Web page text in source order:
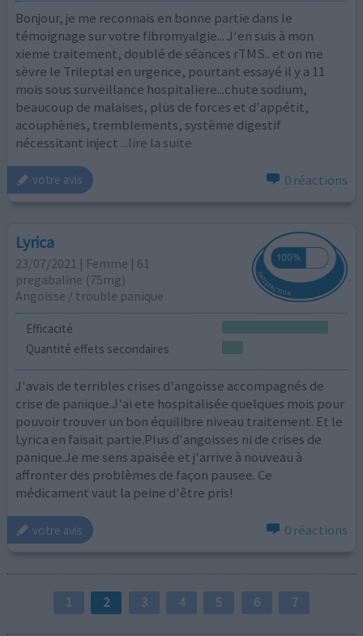
Bonjour, je me reconnais en bonne partie dans le
témoignage sur votre fibromyalgie... J'en suis à mon
xieme traitement, doublé de séances rTMS.. et on me
sèvre le Trileptal en urgence, pourtant essayé il y a 11
mois sous surveillance hospitaliere...chute sodium,
beaucoup de malaises, plus de forces et d'appétit,
acouphènes, tremblements, système digestif
nécessitant inject ...lire la suite
votre avis 0 réactions
Lyrica
23/07/2021 | Femme | 61
pregabaline (75mg)
Angoisse / trouble panique
Efficacité
Quantité effets secondaires
J'avais de terribles crises d'angoisse accompagnés de
crise de panique.J'ai ete hospitalisée quelques mois pour
pouvoir trouver un bon équilibre niveau traitement. Et le
Lyrica en faisait partie.Plus d'angoisses ni de crises de
panique.Je me sens apaisée et j'arrive à nouveau à
affronter des problèmes de façon pausee. Ce
médicament vaut la peine d'être pris!
votre avis 0 réactions
1 2 3 4 5 6 7